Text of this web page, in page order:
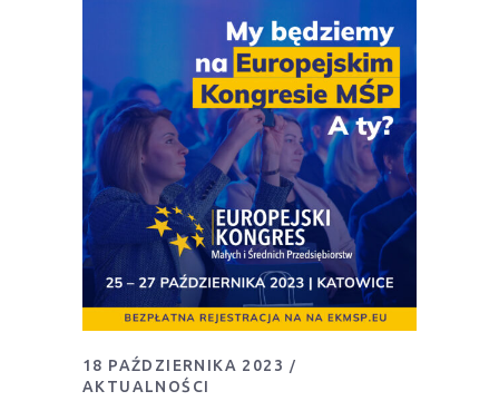
18 PAŹDZIERNIKA 2023
AKTUALNOŚCI